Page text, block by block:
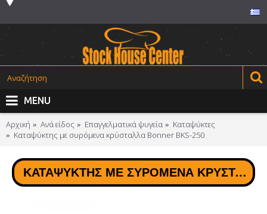
MENU
Αρχική Ανά είδος Επαγγελματικά ψυγεία
Καταψύκτες
Καταψύκτης με συρόμενα κρύσταλλα Bonner BKS-250
ΚΑΤΑΨΎΚΤΗΣ ΜΕ ΣΥΡΌΜΕΝΑ ΚΡΎΣΤΑΛΛΑ BONNER BKS-250